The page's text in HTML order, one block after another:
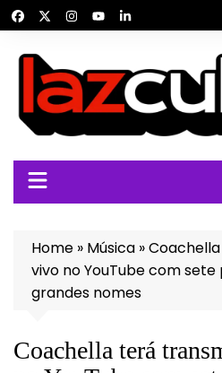
para
conteúdo
Home » Música »
vivo no YouTube com
grandes nomes
Coachella terá